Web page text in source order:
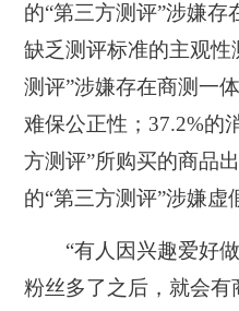
的“第三方测评”涉嫌
缺乏测评标准的主观性
测评”涉嫌存在商测一
难保公正性；37.2%的
方测评”所购买的商品
的“第三方测评”涉嫌虚
“有人因兴趣爱好做
粉丝多了之后，就会